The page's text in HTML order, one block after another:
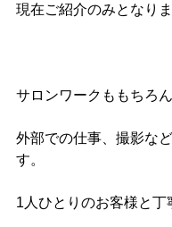
現在ご紹介のみとなりま
サロンワークももちろ
外部での仕事、撮影な
す。
1人ひとりのお客様と丁